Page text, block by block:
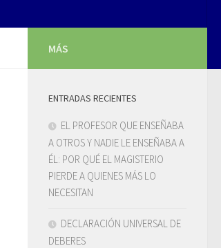
MÁS
ENTRADAS RECIENTES
EL PROFESOR QUE ENSEÑABA
A OTROS Y NADIE LE ENSEÑABA A
ÉL: POR QUÉ EL MAGISTERIO
PIERDE A QUIENES MÁS LO
NECESITAN
DECLARACIÓN UNIVERSAL DE
DEBERES